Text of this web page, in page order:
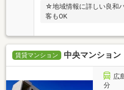
☆地域情報に詳しい良和
客もOK
賃貸マンション 中央マンション
広
分